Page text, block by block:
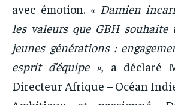
avec émotion. « Damien
les valeurs que GBH
jeunes générations :
esprit d’équipe », a déclaré
Directeur Afrique – Océan